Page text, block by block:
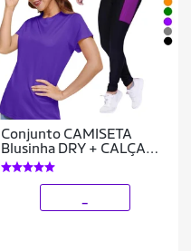
Conjunto CAMISETA
Blusinha DRY + CALÇA
LEGGING BOLSOS
Femininos Academia
Fitness Furadinho 628